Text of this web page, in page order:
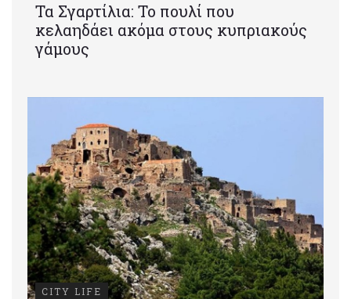
Τα Σγαρτίλια: Το πουλί που
κελαηδάει ακόμα στους κυπριακούς
γάμους
CITY LIFE